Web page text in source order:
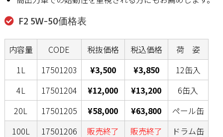
F2 5W-50価格表
内容量 CODE 税抜価格 税込価格
荷 姿
1L
17501203 ¥3,500 ¥3,850
12缶入
4L
17501204 ¥12,000 ¥13,200
6缶入
20L
17501205 ¥58,000 ¥63,800
ペール缶
100L
17501206 販売終了 販売終了
ドラム缶